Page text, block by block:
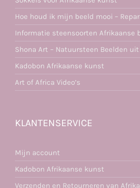
Hoe houd ik mijn beeld mooi –
Informatie steensoorten Afrikaanse
Shona Art – Natuursteen Beelden
Kadobon Afrikaanse kunst
Art of Africa Video’s
KLANTENSERVICE
Mijn account
Kadobon Afrikaanse kunst
Verzenden en Retourneren van